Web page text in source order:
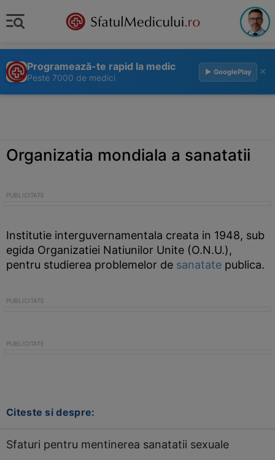
Programează-te rapid la medic
Peste 7000 de medici
▶ GooglePlay ×
Organizatia mondiala a sanatatii
Institutie interguvernamentala creata in 1948, sub
egida Organizatiei Natiunilor Unite (O.N.U.),
pentru studierea problemelor de sanatate publica.
Citeste si despre:
Sfaturi pentru mentinerea sanatatii sexuale